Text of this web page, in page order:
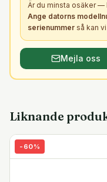
Är du minsta osäker —
Ange datorns
serienummer så kan
Mejla oss
Liknande
- 60%